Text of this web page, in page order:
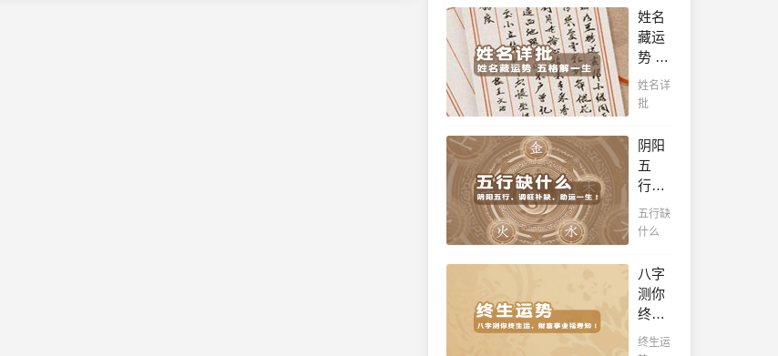
十之
八九
是大
官或
富
解读
您的
事业
赋，
扭转
不利
困
局！！
十年
一运
卜吉
凶，
未来
命运
晓。
姓名
藏运
势 五
格解
一
姓名
判断
你一
生吉
凶，
你的
真的
适合
你
吗？
姓名详
批
阴阳
五
行，
调旺
补
助运
一
生！
通晓
五
五行缺
什么
八字
测你
终生
运，
终生运